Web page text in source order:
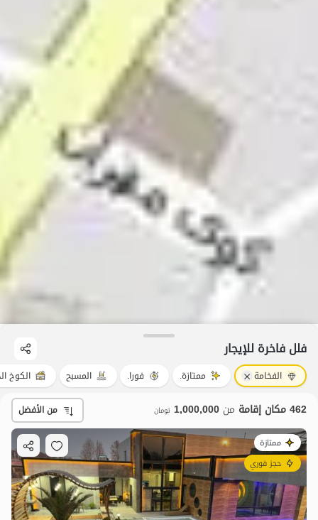
فلل فاخرة للإيجار
الفخامة ممتازة. فورا. المسبح الكوخ
462 مكان إقامة من 1,000,000 تومان من الأفضل
ممتازة
حجز فوري